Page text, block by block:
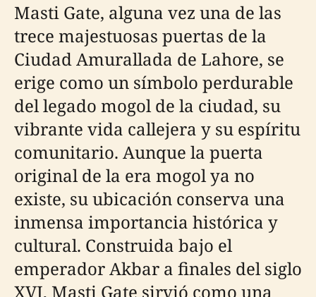
Masti Gate, alguna vez una de las
trece majestuosas puertas de la
Ciudad Amurallada de Lahore, se
erige como un símbolo perdurable
del legado mogol de la ciudad, su
vibrante vida callejera y su espíritu
comunitario. Aunque la puerta
original de la era mogol ya no
existe, su ubicación conserva una
inmensa importancia histórica y
cultural. Construida bajo el
emperador Akbar a finales del siglo
XVI, Masti Gate sirvió como una